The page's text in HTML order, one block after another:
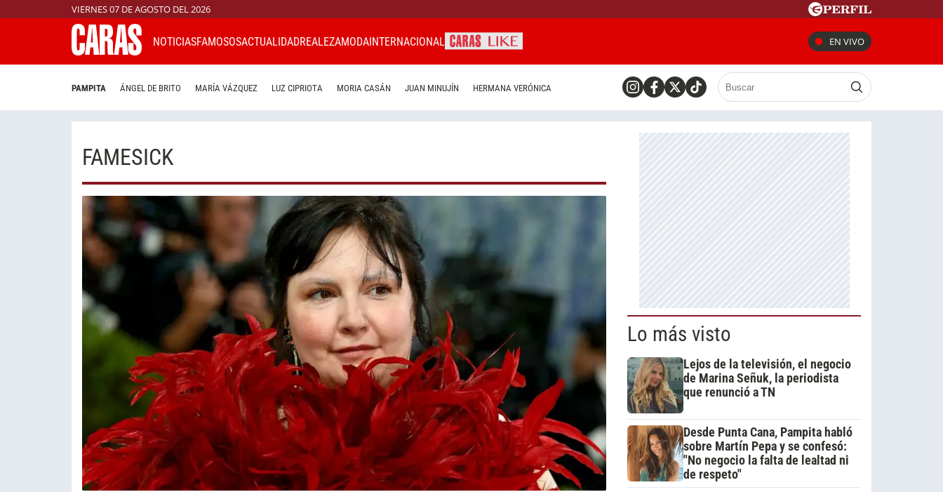
VIERNES 07 DE AGOSTO DEL 2026
NOTICIASFAMOSOSACTUALIDADREALEZAMODAINTERNACIONAL EN VIVO
PAMPITA ÁNGEL DE BRITO MARÍA VÁZQUEZ LUZ CIPRIOTA MORIA CASÁN JUAN MINUJÍN HERMANA VERÓNICA
FAMESICK
Lo más visto
Lejos de la televisión, el negocio
de Marina Señuk, la periodista
que renunció a TN
Desde Punta Cana, Pampita habló
sobre Martín Pepa y se confesó:
"No negocio la falta de lealtad ni
de respeto"